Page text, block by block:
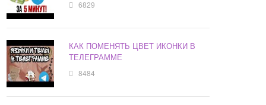
6829
КАК ПОМЕНЯТЬ ЦВЕТ ИКОНКИ В
ТЕЛЕГРАММЕ
8484